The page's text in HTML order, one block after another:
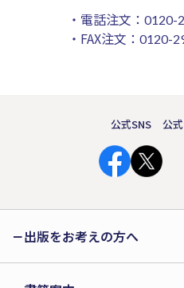
・電話注文： 0120-
・FAX注文： 0120-
公式SNS 公
出版をお考えの方へ